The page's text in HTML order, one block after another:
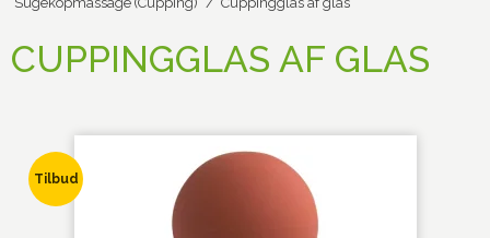
CUPPINGGLAS AF GLAS
Tilbud